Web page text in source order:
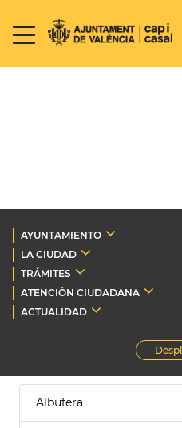
AYUNTAMIENTO
LA CIUDAD
TRÁMITES
ATENCIÓN CIUDADANA
ACTUALIDAD
Albufera